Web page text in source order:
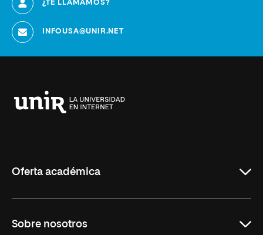
¿TE LLAMAMOS?
INFOUSA@UNIR.NET
Oferta académica
Derecho
Sobre nosotros